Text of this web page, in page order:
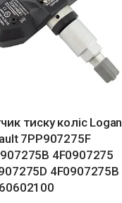
тиску коліс Logan
7PP907275F
4F0907275
4F0907275B